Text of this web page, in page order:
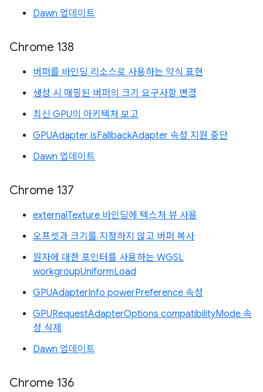
Dawn 업데이트
Chrome 138
버퍼를 바인딩 리소스로 사용하는 약식 표현
생성 시 매핑된 버퍼의 크기 요구사항 변경
최신 GPU의 아키텍처 보고
GPUAdapter isFallbackAdapter 속성 지원 중단
Dawn 업데이트
Chrome 137
externalTexture 바인딩에 텍스처 뷰 사용
오프셋과 크기를 지정하지 않고 버퍼 복사
원자에 대한 포인터를 사용하는 WGSL
workgroupUniformLoad
GPUAdapterInfo powerPreference 속성
GPURequestAdapterOptions compatibilityMode 속
성 삭제
Dawn 업데이트
Chrome 136